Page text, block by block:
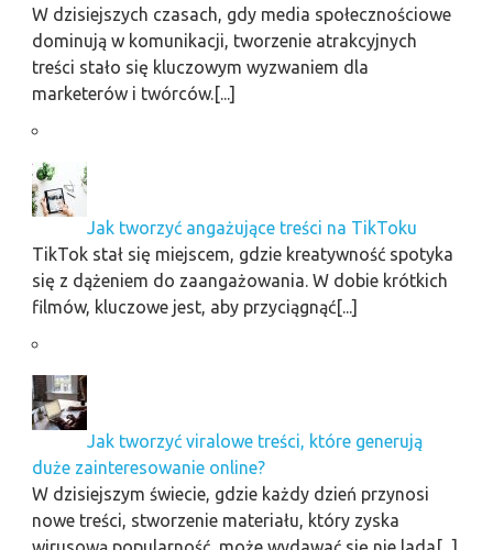
W dzisiejszych czasach, gdy media społecznościowe
dominują w komunikacji, tworzenie atrakcyjnych
treści stało się kluczowym wyzwaniem dla
marketerów i twórców.[...]
Jak tworzyć angażujące treści na TikToku
TikTok stał się miejscem, gdzie kreatywność spotyka
się z dążeniem do zaangażowania. W dobie krótkich
filmów, kluczowe jest, aby przyciągnąć[...]
Jak tworzyć viralowe treści, które generują
duże zainteresowanie online?
W dzisiejszym świecie, gdzie każdy dzień przynosi
nowe treści, stworzenie materiału, który zyska